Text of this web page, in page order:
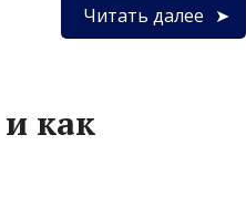
Читать далее
как